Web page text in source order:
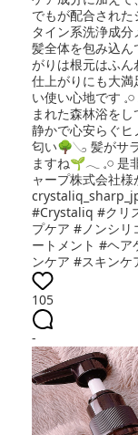
でもが配合され
タイン系洗浄成
髪全体を包み込
がりは根元はふ
仕上がりにも大
い使い心地です‪
まれた森林浴を
静かで心安らぐ
匂い🌳𓂅 髪がサ
ますね🌱𓂃 𓈒𓏸 是
ャープ株式会
#Crystaliq #クリ
プケア #ノンシ
ートメント #ヘ
ンケア #スキンケ
105
-